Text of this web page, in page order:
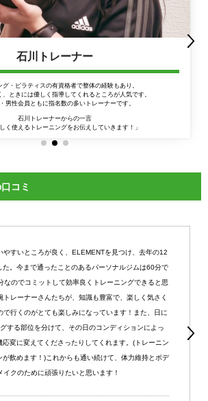
石川トレーナー
グ・ピラティスの有資格者で整体の経験もあり。
、ときには優しく指導してくれるところが人気です。
男性会員ともに指名数の多いトレーナーです。
石川トレーナーからの一言
しく使えるトレーニングをお伝えしていきます！」
コミ
やすいところが良く、ELEMENTを見つけ、去年の12
た。今まで通ったことのあるパーソナルジムは60分で
なのでコミットして効率良くトレーニングできると思
トレーナーさんたちが、知識も豊富で、楽しく気さく
で行くのがとても楽しみになっています！また、日に
する部位を分けて、その日のコンディションによっ
応変に変えてくださったりしてくれます。(トレーニン
が飲めます！)これからも通い続けて、体力維持とボデ
イクのために頑張りたいと思います！